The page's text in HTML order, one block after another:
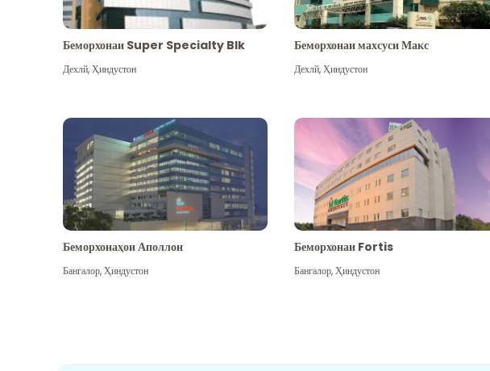
Беморхонаи Super Specialty Blk
Дехлй,Ҳиндустон
Беморхонаи махсуси Макс
Дехлй,Ҳиндустон
Беморхонаҳои Аполлон
Бангалор,Ҳиндустон
Беморхонаи Fortis
Бангалор,Ҳиндустон